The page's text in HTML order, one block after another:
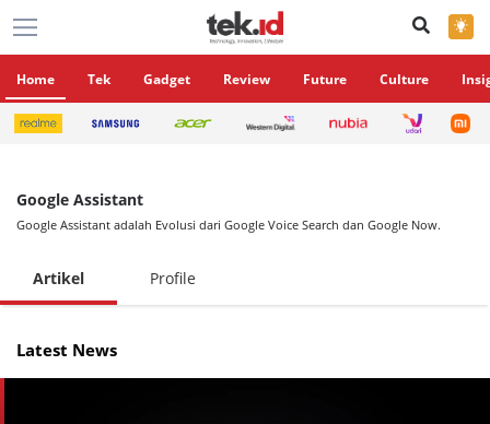
×
Home Tek Gadget Review Future Culture
Google Assistant
Google Assistant adalah Evolusi dari Google Voice Search dan Google Now.
Artikel Profile
Latest News